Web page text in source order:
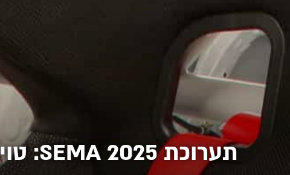
תערוכת SEMA 2025: טויוטה bZ Time Attack